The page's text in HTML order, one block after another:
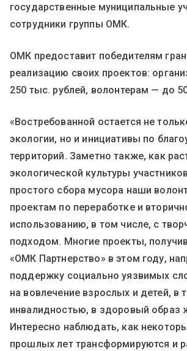
государственные муниципальные
сотрудники группы ОМК.
ОМК предоставит победителям
реализацию своих проектов:
250 тыс. рублей, волонтерам — до
«Востребованной остается не
экологии, но и инициативы по
территорий. Заметно также, как
экологической культуры
простого сбора мусора наши
проектам по переработке и
использованию, в том числе, с
подходом. Многие проекты,
«ОМК Партнерство» в этом году,
поддержку социально уязвимых
на вовлечение взрослых и детей, в
инвалидностью, в здоровый образ
Интересно наблюдать, как
прошлых лет трансформируются и